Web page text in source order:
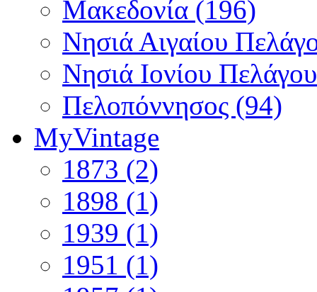
Μακεδονία (196)
Νησιά Αιγαίου
Νησιά Ιονίου
Πελοπόννησος (94)
MyVintage
1873 (2)
1898 (1)
1939 (1)
1951 (1)